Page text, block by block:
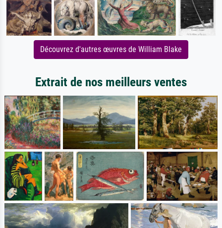
Découvrez d'autres œuvres de William Blake
Extrait de nos meilleurs ventes